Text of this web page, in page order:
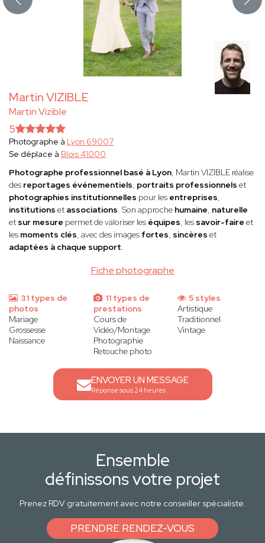
Martin VIZIBLE
Martin Vizible
Fiche photographe
5
Photographe à Lyon 69007
Se déplace à Blois 41000
Photographe professionnel basé à Lyon, Martin VIZIBLE réalise
des reportages événementiels, portraits professionnels et
photographies institutionnelles pour les entreprises,
institutions et associations. Son approche humaine, naturelle
et sur mesure permet de valoriser les équipes, les savoir-faire et
les moments clés, avec des images fortes, sincères et
adaptées à chaque support.
31 types de
photos
Mariage
Grossesse
Naissance
11 types de
prestations
Cours de
Vidéo/Montage
Photographie
Retouche photo
5 styles
Artistique
Traditionnel
Vintage
ENVOYER UN MESSAGE
Réponse sous 24 heures
Ensemble
définissons votre projet
Prenez RDV gratuitement avec notre conseiller spécialiste.
PRENDRE RENDEZ-VOUS